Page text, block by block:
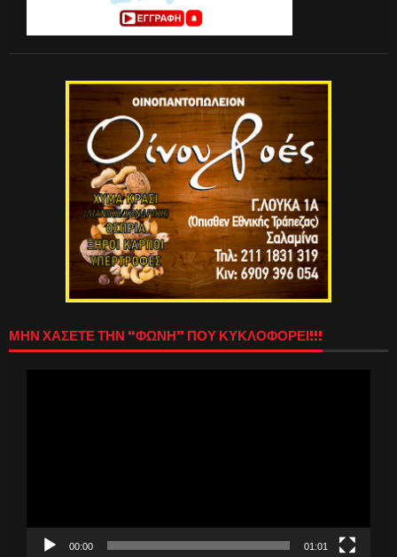
ΜΗΝ ΧΑΣΕΤΕ ΤΗΝ “ΦΩΝΗ” ΠΟΥ ΚΥΚΛΟΦΟΡΕΙ!!!
00:00 01:01